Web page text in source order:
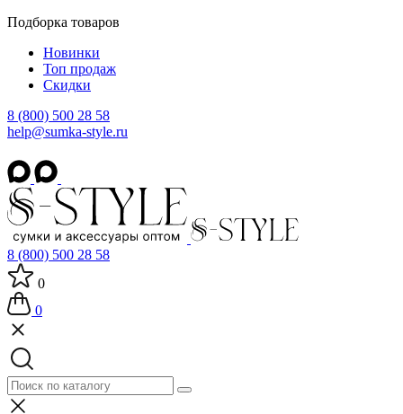
Подборка товаров
Новинки
Топ продаж
Скидки
8 (800) 500 28 58
help@sumka-style.ru
8 (800) 500 28 58
0
0